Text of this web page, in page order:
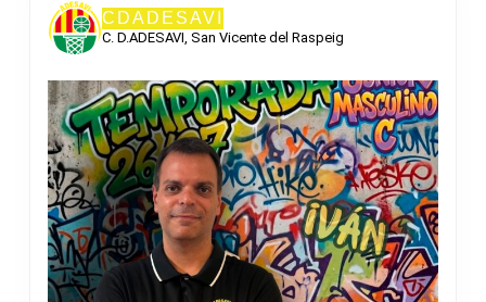
CDADESAVI
C. D.ADESAVI, San Vicente del Raspeig